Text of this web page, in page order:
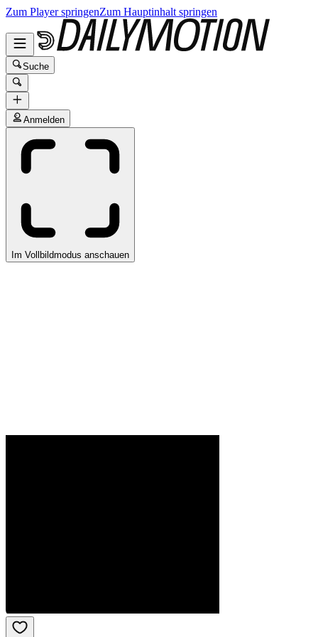
Zum Player springenZum Hauptinhalt springen
Suche
Anmelden
Im Vollbildmodus anschauen